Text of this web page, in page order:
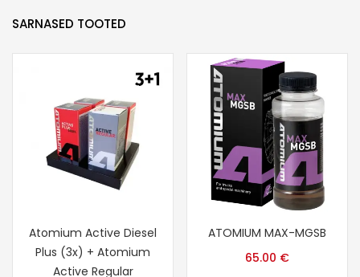
SARNASED TOOTED
Atomium Active Diesel
Plus (3x) + Atomium
Active Regular
ATOMIUM MAX-MGSB
65.00 €